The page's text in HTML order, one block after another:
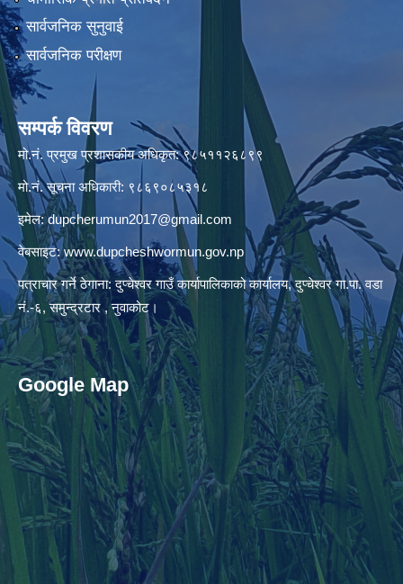
सार्वजनिक सुनुवाई
सार्वजनिक परीक्षण
सम्पर्क विवरण
मो.नं. प्रमुख प्रशासकीय अधिकृत: ९८५११२६८९९
मो.नं. सूचना अधिकारी: ९८६९०८५३१८
इमेल:dupcherumun2017@gmail.com
वेबसाइट:www.dupcheshwormun.gov.np
पत्राचार गर्ने ठेगाना: दुप्चेश्वर गाउँ कार्यापालिकाको कार्यालय, दुप्चेश्वर गा.पा. वडा
नं.-६, समुन्द्रटार , नुवाकोट।
Google Map